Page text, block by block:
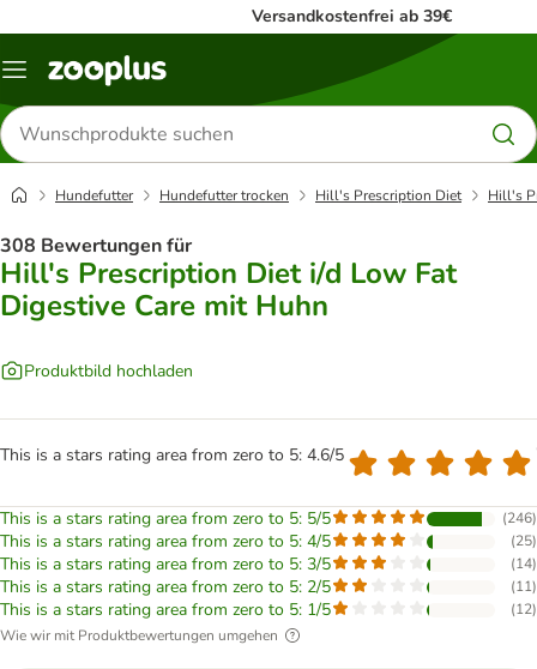
Versandkostenfrei ab 39€
Menü
Produkte
suchen
Hundefutter Hundefutter trocken Hill's Prescription Diet Hill's
308 Bewertungen für
Hill's Prescription Diet i/d Low Fat
Digestive Care mit Huhn
Produktbild hochladen
This is a stars rating area from zero to 5: 4.6/5
This is a stars rating area from zero to 5: 5/5 (246)
This is a stars rating area from zero to 5: 4/5 (25)
This is a stars rating area from zero to 5: 3/5 (14)
This is a stars rating area from zero to 5: 2/5 (11)
This is a stars rating area from zero to 5: 1/5 (12)
Wie wir mit Produktbewertungen umgehen